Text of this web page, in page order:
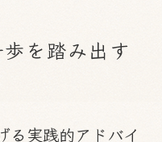
を踏み出す
る実践的アドバイ